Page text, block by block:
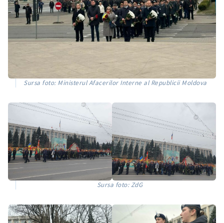
Sursa foto: Ministerul Afacerilor Interne al Republicii Moldova
Sursa foto: ZdG